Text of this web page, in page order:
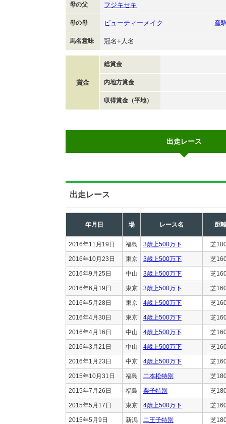
母の父 フジキセキ
母の母 ビューティーメイク 産
馬名意味 冠名+人名
賞金
総賞金
内地方賞金
収得賞金（平地）
出走レース
出走レース
年月日 場 レース名 距離
2016年11月19日 福島 3歳上500万下 芝
2016年10月23日 東京 3歳上500万下 芝
2016年9月25日 中山 3歳上500万下 芝
2016年6月19日 東京 3歳上500万下 芝
2016年5月28日 東京 4歳上500万下 芝
2016年4月30日 東京 4歳上500万下 芝
2016年4月16日 中山 4歳上500万下 芝
2016年3月21日 中山 4歳上500万下 芝
2016年1月23日 中京 4歳上500万下 芝
2015年10月31日 福島 二本松特別 芝
2015年7月26日 福島 栗子特別 芝
2015年5月17日 東京 4歳上500万下 芝
2015年5月9日 新潟 二王子特別 芝